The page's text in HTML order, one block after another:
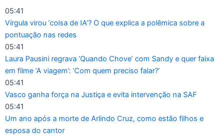
para
conteúdo
05:41
Vírgula virou ‘coisa de IA’? O que explica a polêmica sobre a
pontuação nas redes
05:41
Laura Pausini regrava ‘Quando Chove’ com Sandy e quer faixa
em filme ‘A viagem’: ‘Com quem preciso falar?’
05:41
Vasco ganha força na Justiça e evita intervenção na SAF
05:41
Um ano após a morte de Arlindo Cruz, como estão filhos e
esposa do cantor